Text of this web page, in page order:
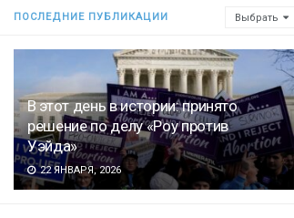
ПОСЛЕДНИЕ ПУБЛИКАЦИИ Выбрать
В этот день в истории: принято
решение по делу «Роу против
Уэйда»
22 ЯНВАРЯ, 2026